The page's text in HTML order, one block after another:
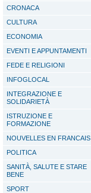
CRONACA
CULTURA
ECONOMIA
EVENTI E APPUNTAMENTI
FEDE E RELIGIONI
INFOGLOCAL
INTEGRAZIONE E
SOLIDARIETÀ
ISTRUZIONE E
FORMAZIONE
NOUVELLES EN FRANCAIS
POLITICA
SANITÀ, SALUTE E STARE
BENE
SPORT